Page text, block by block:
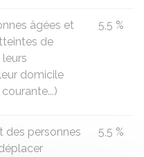
âgées et
de
domicile
5,5 %
des personnes
5,5 %